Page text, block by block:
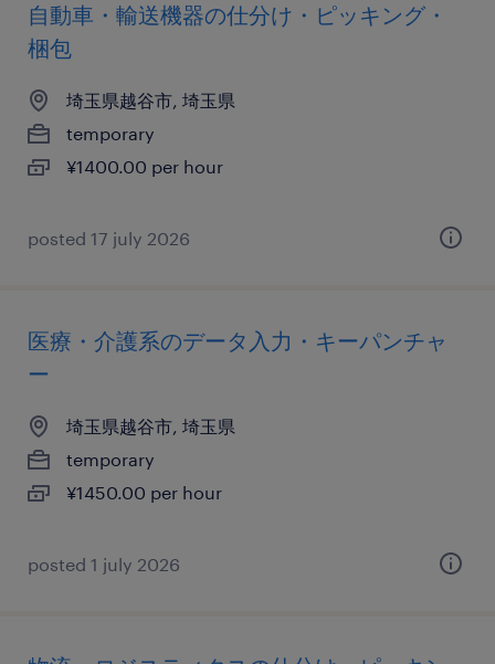
自動車・輸送機器の仕分け・ピッキング・
梱包
埼玉県越谷市, 埼玉県
temporary
¥1400.00 per hour
posted 17 july 2026
医療・介護系のデータ入力・キーパンチャ
ー
埼玉県越谷市, 埼玉県
temporary
¥1450.00 per hour
posted 1 july 2026